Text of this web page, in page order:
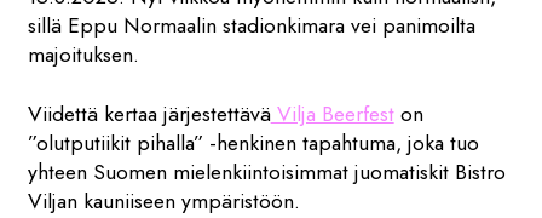
sillä Eppu Normaalin stadionkimara vei panimoilta
majoituksen.
Viidettä kertaa järjestettäväVilja Beerfeston
”olutputiikit pihalla” -henkinen tapahtuma, joka tuo
yhteen Suomen mielenkiintoisimmat juomatiskit Bistro
Viljan kauniiseen ympäristöön.